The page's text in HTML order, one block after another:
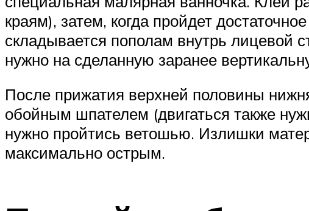
краям), затем, когда пройдет
складывается пополам внутрь лицевой
нужно на сделанную заранее
После прижатия верхней половины
обойным шпателем (двигаться также
нужно пройтись ветошью. Излишки
максимально острым.